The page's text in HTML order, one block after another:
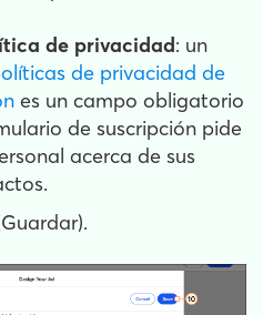
de privacidad: un
de privacidad de
es un campo obligatorio
de suscripción pide
acerca de sus